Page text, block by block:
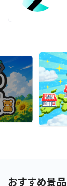
おすすめ景品